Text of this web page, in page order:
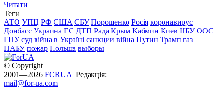
Читати
Теги
АТО УПЦ РФ США СБУ Порошенко Росія коронавирус
Донбасс Украина ЕС ДТП Рада Крым Кабмин Киев НБУ ООС
ГПУ суд війна в Україні санкции війна Путин Трамп газ
НАБУ пожар Польша выборы
© Copyright
2001—2026 FORUA. Редакція:
mail@for-ua.com